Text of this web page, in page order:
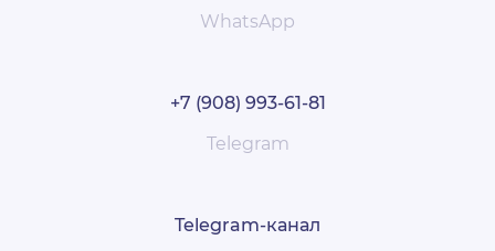
WhatsApp
+7 (908) 993-61-81
Telegram
Telegram-канал